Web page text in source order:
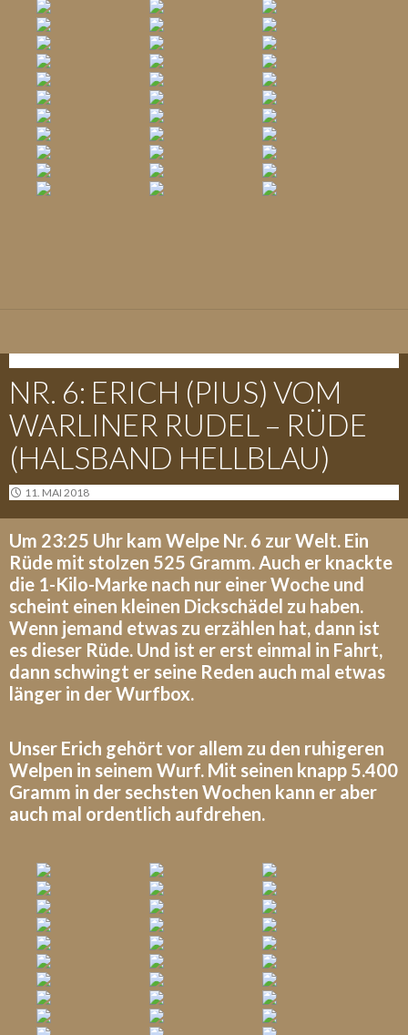
NR. 6: ERICH (PIUS) VOM
WARLINER RUDEL – RÜDE
(HALSBAND HELLBLAU)
11. MAI 2018
Um 23:25 Uhr kam Welpe Nr. 6 zur Welt. Ein
Rüde mit stolzen 525 Gramm. Auch er knackte
die 1-Kilo-Marke nach nur einer Woche und
scheint einen kleinen Dickschädel zu haben.
Wenn jemand etwas zu erzählen hat, dann ist
es dieser Rüde. Und ist er erst einmal in Fahrt,
dann schwingt er seine Reden auch mal etwas
länger in der Wurfbox.
Unser Erich gehört vor allem zu den ruhigeren
Welpen in seinem Wurf. Mit seinen knapp 5.400
Gramm in der sechsten Wochen kann er aber
auch mal ordentlich aufdrehen.